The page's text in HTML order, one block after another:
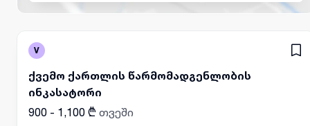
V
ქვემო ქართლის წარმომადგენლობის
ინკასატორი
900 - 1,100 ₾ თვეში